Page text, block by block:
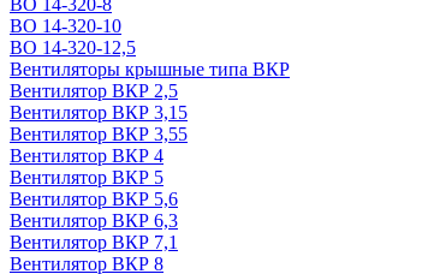
ВО 14-320-8
ВО 14-320-10
ВО 14-320-12,5
Вентиляторы крышные типа ВКР
Вентилятор ВКР 2,5
Вентилятор ВКР 3,15
Вентилятор ВКР 3,55
Вентилятор ВКР 4
Вентилятор ВКР 5
Вентилятор ВКР 5,6
Вентилятор ВКР 6,3
Вентилятор ВКР 7,1
Вентилятор ВКР 8